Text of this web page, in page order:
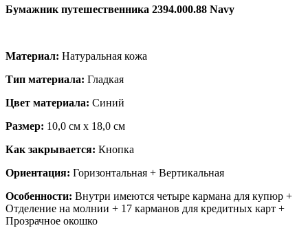
Бумажник путешественника 2394.000.88 Navy
Материал: Натуральная кожа
Тип материала: Гладкая
Цвет материала: Синий
Размер: 10,0 см х 18,0 см
Как закрывается: Кнопка
Ориентация: Горизонтальная + Вертикальная
Особенности: Внутри имеются четыре кармана для купюр +
Отделение на молнии + 17 карманов для кредитных карт +
Прозрачное окошко